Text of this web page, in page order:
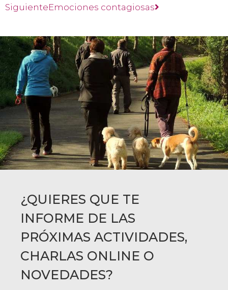
SiguienteEmociones contagiosas
¿QUIERES QUE TE
INFORME DE LAS
PRÓXIMAS ACTIVIDADES,
CHARLAS ONLINE O
NOVEDADES?